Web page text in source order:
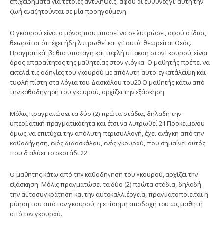
ζωή αναζητούνται σε μία προηγούμενη.
Ο γκουρού είναι ο μόνος που μπορεί να σε λυτρώσει, αφού ο ίδιος
θεω­ρείται ότι έχει ήδη λυτρωθεί και γι’ αυτό θεωρείται Θεός.
Πραγματικά, βαθιά υποταγή και τυφλή υπακοή στον Γκουρού, είναι
όρος απαραίτητος της μα­θητείας στον γιόγκα. Ο μαθητής πρέπει να
εκτελεί τις οδηγίες του γκουρού με απόλυτη αυτο-εγκατάλειψη και
τυφλή πίστη στα λόγια του Δασκάλου του20 Ο μαθητής κάτω από
την καθοδήγηση του γκουρού, αρχίζει την εξάσκηση.
Μόλις πραγματώσει τα δύο (2) πρώτα στάδια, δηλαδή την
υπερβατική πραγματικότητα και έτσι να λυτρωθεί.21 Προκειμένου
όμως, να επιτύχει την απόλυτη περισυλλογή, έχει ανάγκη από την
καθοδήγηση, ενός διδασκάλου, ενός γκουρού, που σημαίνει αυτός
που διαλύει το σκοτάδι.22
Ο μαθητής κάτω από την καθοδήγηση του γκουρού, αρχίζει την
εξάσκηση. Μόλις πραγματώσει τα δύο (2) πρώτα στάδια, δηλαδή
την αυτοσυγκράτηση και την αυτοκαλλιέργεια, πραγματοποιείται η
μύησή του από τον γκουρού, η επίσημη αποδοχή του ως μαθητή
από τον γκουρού.